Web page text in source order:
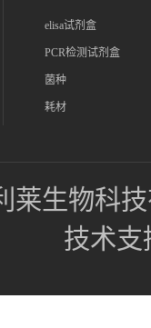
elisa试剂盒
PCR检测试剂盒
菌种
耗材
莱生物科
技术